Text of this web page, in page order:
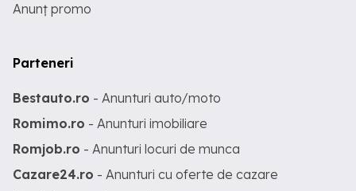
Anunț promo
Parteneri
Bestauto.ro - Anunturi auto/moto
Romimo.ro - Anunturi imobiliare
Romjob.ro - Anunturi locuri de munca
Cazare24.ro - Anunturi cu oferte de cazare